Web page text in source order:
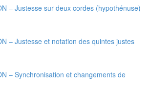
– Justesse sur deux cordes (hypothénuse)
– Justesse et notation des quintes justes
– Synchronisation et changements de